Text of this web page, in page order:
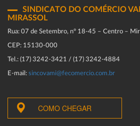
SINDICATO DO COMÉRCIO
MIRASSOL
Rua: 07 de Setembro, n° 18-45 – Centro –
CEP: 15130-000
Tel.: (17) 3242-3421 / (17) 3242-4884
E-mail: sincovami@fecomercio.com.br
COMO CHEGAR